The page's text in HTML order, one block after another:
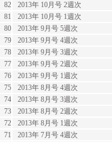
82
2013年 10月号 2週次
81
2013年 10月号 1週次
80
2013年 9月号 5週次
79
2013年 9月号 4週次
78
2013年 9月号 3週次
77
2013年 9月号 2週次
76
2013年 9月号 1週次
75
2013年 8月号 4週次
74
2013年 8月号 3週次
73
2013年 8月号 2週次
72
2013年 8月号 1週次
71
2013年 7月号 4週次